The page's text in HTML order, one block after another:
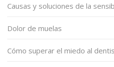
Causas y soluciones de la
Dolor de muelas
Cómo superar el miedo al